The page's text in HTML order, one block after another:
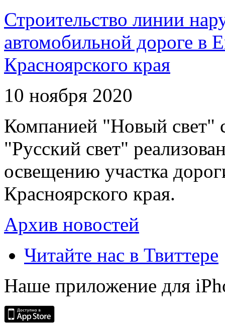
Строительство линии
автомобильной дороге в
Красноярского края
10 ноября 2020
Компанией "Новый свет"
"Русский свет"
освещению участка
Красноярского края.
Архив новостей
Читайте нас в Твиттере
Наше приложение для